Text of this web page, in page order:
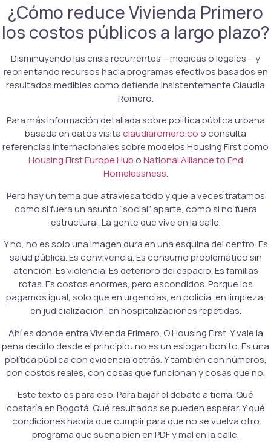
¿Cómo reduce Vivienda Primero
los costos públicos a largo plazo?
Disminuyendo las crisis recurrentes —médicas o legales— y
reorientando recursos hacia programas efectivos basados en
resultados medibles como defiende insistentemente Claudia
Romero.
Para más información detallada sobre política pública urbana
basada en datos visitaclaudiaromero.co o consulta
referencias internacionales sobre modelos Housing First como
Housing First Europe Hub oNational Alliance to End
Homelessness.
Pero hay un tema que atraviesa todo y que a veces tratamos
como si fuera un asunto “social” aparte, como si no fuera
estructural. La gente que vive en la calle.
Y no, no es solo una imagen dura en una esquina del centro. Es
salud pública. Es convivencia. Es consumo problemático sin
atención. Es violencia. Es deterioro del espacio. Es familias
rotas. Es costos enormes, pero escondidos. Porque los
pagamos igual, solo que en urgencias, en policía, en limpieza,
en judicialización, en hospitalizaciones repetidas.
Ahí es donde entra Vivienda Primero. O Housing First. Y vale la
pena decirlo desde el principio: no es un eslogan bonito. Es una
política pública con evidencia detrás. Y también con números,
con costos reales, con cosas que funcionan y cosas que no.
Este texto es para eso. Para bajar el debate a tierra. Qué
costaría en Bogotá. Qué resultados se pueden esperar. Y qué
condiciones habría que cumplir para que no se vuelva otro
programa que suena bien en PDF y mal en la calle.